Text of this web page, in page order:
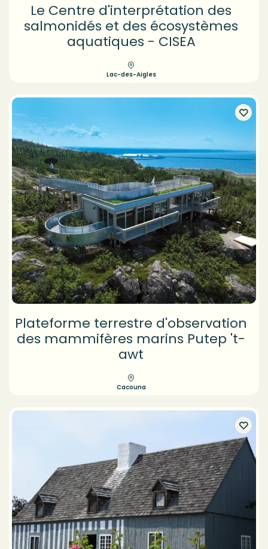
Le Centre d'interprétation des
salmonidés et des écosystèmes
aquatiques - CISEA
Lac-des-Aigles
Plateforme terrestre d'observation
des mammifères marins Putep 't-
awt
Cacouna